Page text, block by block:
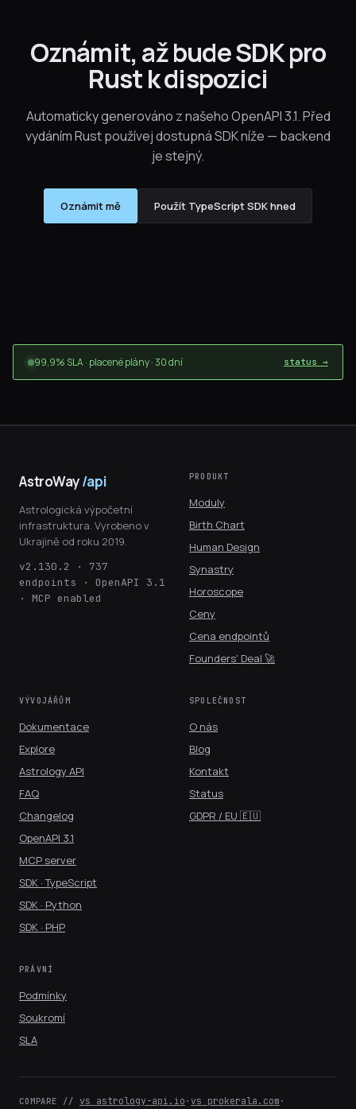
Oznámit, až bude SDK pro
Rust k dispozici
Automaticky generováno z našeho OpenAPI 3.1. Před
vydáním Rust používej dostupná SDK níže — backend
je stejný.
Oznámit mě Použít TypeScript SDK hned
99,9% SLA · placené plány · 30 dní status →
AstroWay/api
Astrologická výpočetní
infrastruktura. Vyrobeno v
Ukrajině od roku 2019.
v2.130.2 · 737
endpoints · OpenAPI 3.1
· MCP enabled
PRODUKT
Moduly
Birth Chart
Human Design
Synastry
Horoscope
Ceny
Cena endpointů
Founders' Deal 🚀
VÝVOJÁŘŮM
Dokumentace
Explore
Astrology API
FAQ
Changelog
OpenAPI 3.1
MCP server
SDK · TypeScript
SDK · Python
SDK · PHP
SPOLEČNOST
O nás
Blog
Kontakt
Status
GDPR / EU 🇪🇺
PRÁVNÍ
Podmínky
Soukromí
SLA
COMPARE // vs astrology-api.io · vs prokerala.com ·